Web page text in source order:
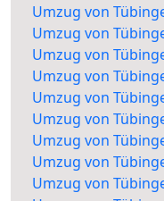
Umzug von
Umzug von
Umzug von
Umzug von
Umzug von
Umzug von
Umzug von
Umzug von
Umzug von